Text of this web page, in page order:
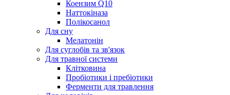
Коензим Q10
Наттокіназа
Полікосанол
Для сну
Мелатонін
Для суглобів та зв'язок
Для травної системи
Клітковина
Пробіотики і пребіотики
Ферменти для травлення